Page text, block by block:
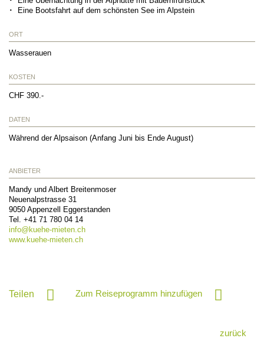
Eine Bootsfahrt auf dem schönsten See im Alpstein
ORT
Wasserauen
KOSTEN
CHF 390.-
DATEN
Während der Alpsaison (Anfang Juni bis Ende August)
ANBIETER
Mandy und Albert Breitenmoser
Neuenalpstrasse 31
9050 Appenzell Eggerstanden
Tel. +41 71 780 04 14
info@ kuehe-mieten.ch
www.kuehe-mieten.ch
Teilen Zum Reiseprogramm hinzufügen
zurück